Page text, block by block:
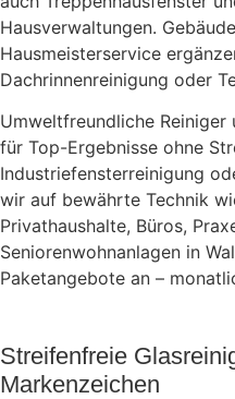
Hausverwaltungen.
Hausmeisterservice
Dachrinnenreinigung oder
Umweltfreundliche
für Top-Ergebnisse ohne
Industriefensterreinigung
wir auf bewährte Technik
Privathaushalte, Büros,
Seniorenwohnanlagen in
Paketangebote an –
Streifenfreie
Markenzeichen